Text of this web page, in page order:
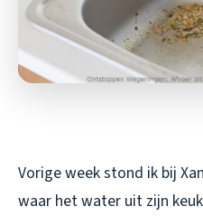
Vorige week stond ik bij
waar het water uit zijn